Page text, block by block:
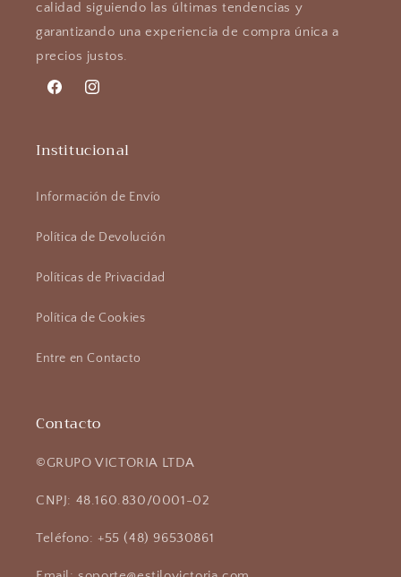
calidad siguiendo las últimas tendencias y
garantizando una experiencia de compra única a
precios justos.
FacebookInstagram
Institucional
Información de Envío
Política de Devolución
Políticas de Privacidad
Política de Cookies
Entre en Contacto
Contacto
©GRUPO VICTORIA LTDA
CNPJ: 48.160.830/0001-02
Teléfono: +55 (48) 96530861